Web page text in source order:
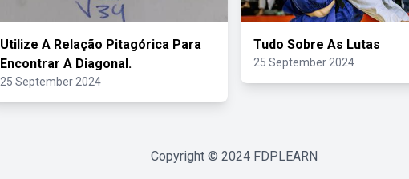
Utilize A Relação Pitagórica Para
Encontrar A Diagonal.
25 September 2024
Tudo Sobre As Lutas
25 September 2024
Copyright © 2024 FDPLEARN